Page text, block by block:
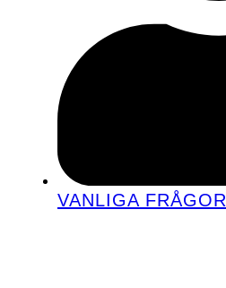
VANLIGA FRÅGOR